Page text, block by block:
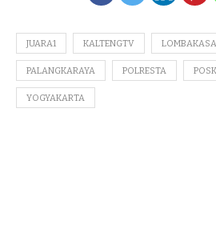
JUARA1 KALTENGTV
PALANGKARAYA POLRESTA
YOGYAKARTA